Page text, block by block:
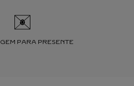
PARA PRESENTE